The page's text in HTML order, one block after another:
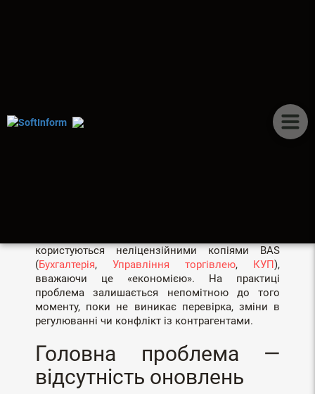
ЧОМУ НЕЛІЦЕНЗІЙНА BAS
користуються неліцензійними копіями BAS
(Бухгалтерія, Управління торгівлею, КУП),
вважаючи це «економією». На практиці
проблема залишається непомітною до того
моменту, поки не виникає перевірка, зміни в
регулюванні чи конфлікт із контрагентами.
Головна проблема —
відсутність оновлень